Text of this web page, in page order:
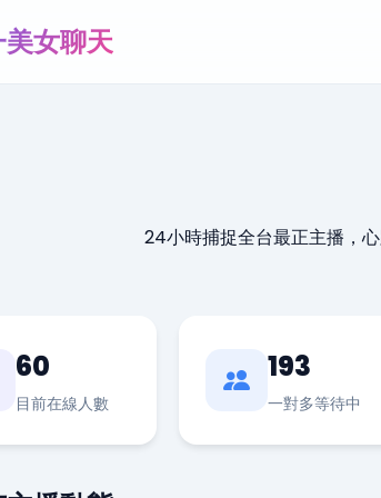
女聊天
24小時捕捉全台最正主播，
60
目前在線人數
193
一對多等待中